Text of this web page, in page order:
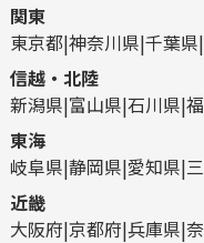
関東
東京都 神奈川県 千葉県
信越・北陸
新潟県 富山県 石川県
東海
岐阜県 静岡県 愛知県
近畿
大阪府 京都府 兵庫県